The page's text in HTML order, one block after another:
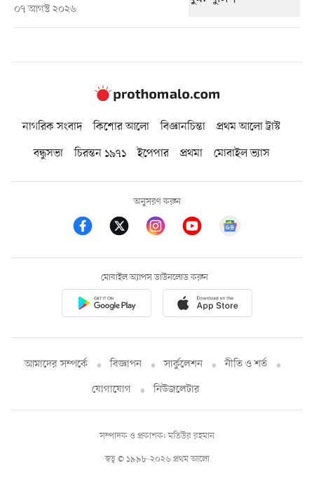
০৭ আগস্ট ২০২৬
নাগরিক সংবাদ কিশোর আলো বিজ্ঞানচিন্তা
প্রথম আলো ট্রাস্ট
বন্ধুসভা
চিরন্তন ১৯৭১ ইপেপার প্রথমা মোবাইল ভ্যাস
অনুসরণ করুন
মোবাইল অ্যাপস ডাউনলোড করুন
আমাদের সম্পর্কে বিজ্ঞাপন সার্কুলেশন
নীতি ও শর্ত
যোগাযোগ
নিউজলেটার
স্বত্ব © ১৯৯৮-২০২৬ প্রথম আলো
সম্পাদক ও প্রকাশক: মতিউর রহমান